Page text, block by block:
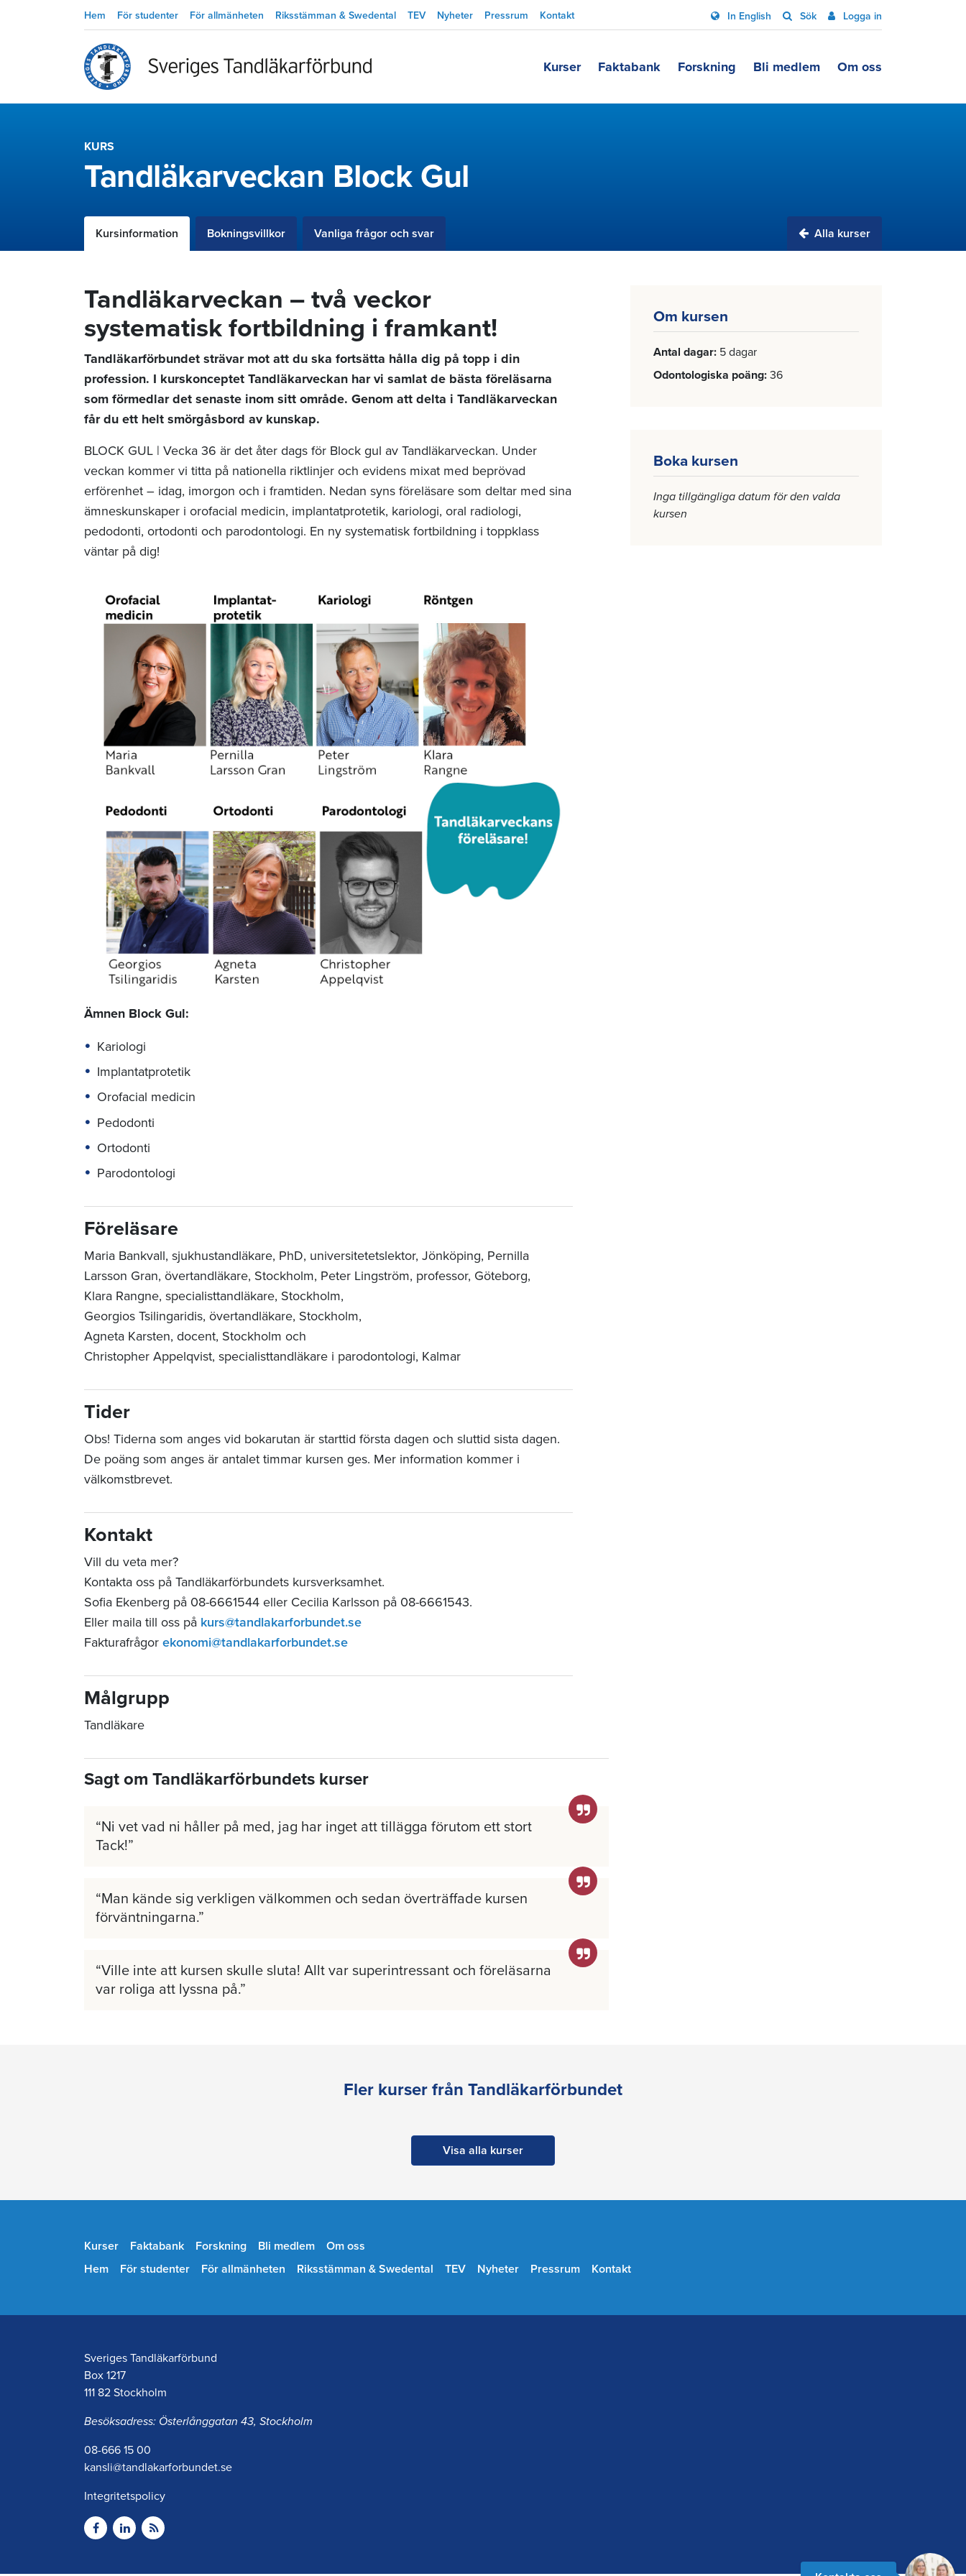
Hem För studenter För allmänheten Riksstämman & Swedental TEV Nyheter Pressrum Kontakt In English Sök Logga in
Kurser Faktabank Forskning Bli medlem Om oss
KURS
Tandläkarveckan Block Gul
Kursinformation Bokningsvillkor Vanliga frågor och svar Alla kurser
Om kursen
Antal dagar 5 dagar
Odontologiska poäng 36
Boka kursen
Inga tillgängliga datum för den valda
kursen
Tandläkarveckan – två veckor
systematisk fortbildning i framkant!
Tandläkarförbundet strävar mot att du ska fortsätta hålla dig på topp i din
profession. I kurskonceptet Tandläkarveckan har vi samlat de bästa föreläsarna
som förmedlar det senaste inom sitt område. Genom att delta i Tandläkarveckan
får du ett helt smörgåsbord av kunskap.
BLOCK GUL | Vecka 36 är det åter dags för Block gul av Tandläkarveckan. Under
veckan kommer vi titta på nationella riktlinjer och evidens mixat med beprövad
erförenhet – idag, imorgon och i framtiden. Nedan syns föreläsare som deltar med sina
ämneskunskaper i orofacial medicin, implantatprotetik, kariologi, oral radiologi,
pedodonti, ortodonti och parodontologi. En ny systematisk fortbildning i toppklass
väntar på dig!
Ämnen Block Gul:
Kariologi
Implantatprotetik
Orofacial medicin
Pedodonti
Ortodonti
Parodontologi
Föreläsare
Maria Bankvall, sjukhustandläkare, PhD, universitetetslektor, Jönköping, Pernilla
Larsson Gran, övertandläkare, Stockholm, Peter Lingström, professor, Göteborg,
Klara Rangne, specialisttandläkare, Stockholm,
Georgios Tsilingaridis, övertandläkare, Stockholm,
Agneta Karsten, docent, Stockholm och
Christopher Appelqvist, specialisttandläkare i parodontologi, Kalmar
Tider
Obs! Tiderna som anges vid bokarutan är starttid första dagen och sluttid sista dagen.
De poäng som anges är antalet timmar kursen ges. Mer information kommer i
välkomstbrevet.
Kontakt
Vill du veta mer?
Kontakta oss på Tandläkarförbundets kursverksamhet.
Sofia Ekenberg på 08-6661544 eller Cecilia Karlsson på 08-6661543.
Eller maila till oss på kurs@tandlakarforbundet.se
Fakturafrågor ekonomi@tandlakarforbundet.se
Målgrupp
Tandläkare
Sagt om Tandläkarförbundets kurser
Ni vet vad ni håller på med, jag har inget att tillägga förutom ett stort
Tack!
Man kände sig verkligen välkommen och sedan överträffade kursen
förväntningarna.
Ville inte att kursen skulle sluta! Allt var superintressant och föreläsarna
var roliga att lyssna på.
Fler kurser från Tandläkarförbundet
Visa alla kurser
Kurser Faktabank Forskning Bli medlem
Om oss
Hem
För studenter För allmänheten Riksstämman & Swedental TEV Nyheter Pressrum Kontakt
Sveriges Tandläkarförbund
Box 1217
111 82 Stockholm
Besöksadress: Österlånggatan 43, Stockholm
08-666 15 00
kansli@tandlakarforbundet.se
Integritetspolicy